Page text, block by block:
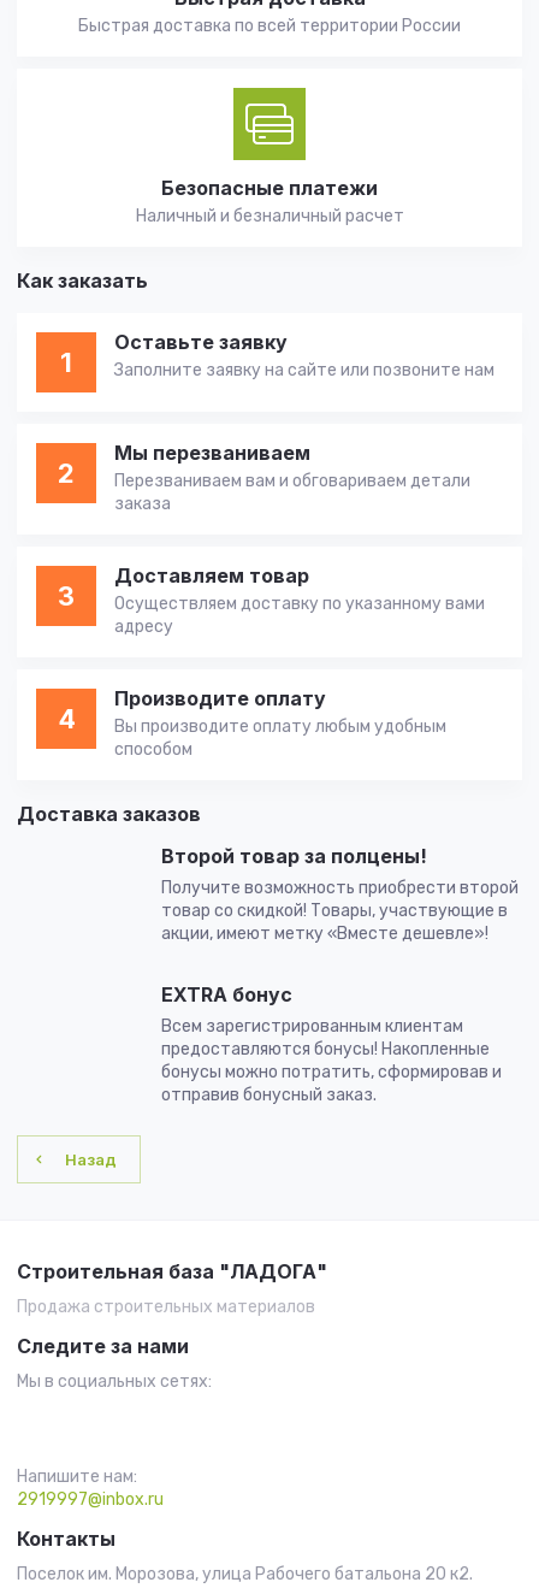
Быстрая доставка по всей территории России
Безопасные платежи
Наличный и безналичный расчет
Как заказать
1
Оставьте заявку
Заполните заявку на сайте или позвоните нам
2
Мы перезваниваем
Перезваниваем вам и обговариваем детали
заказа
3
Доставляем товар
Осуществляем доставку по указанному вами
адресу
4
Производите оплату
Вы производите оплату любым удобным
способом
Доставка заказов
Второй товар за полцены!
Получите возможность приобрести второй
товар со скидкой! Товары, участвующие в
акции, имеют метку «Вместе дешевле»!
EXTRA бонус
Всем зарегистрированным клиентам
предоставляются бонусы! Накопленные
бонусы можно потратить, сформировав и
отправив бонусный заказ.
Назад
Строительная база "ЛАДОГА"
Продажа строительных материалов
Следите за нами
Мы в социальных сетях:
Напишите нам:
2919997@inbox.ru
Контакты
Поселок им. Морозова, улица Рабочего батальона 20 к2.